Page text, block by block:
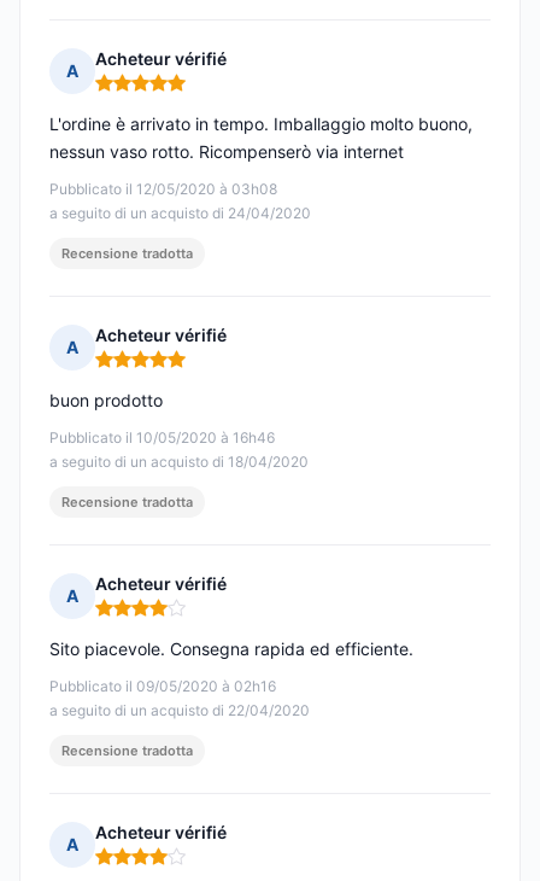
A
Acheteur vérifié
Nota: 5 su 5
Pubblicato il 12/05/2020 à 03h08
a seguito di un acquisto di 24/04/2020
L'ordine è arrivato in tempo. Imballaggio molto buono,
nessun vaso rotto. Ricompenserò via internet
Recensione tradotta
A
Acheteur vérifié
Nota: 5 su 5
Pubblicato il 10/05/2020 à 16h46
a seguito di un acquisto di 18/04/2020
buon prodotto
Recensione tradotta
A
Acheteur vérifié
Nota: 4 su 5
Pubblicato il 09/05/2020 à 02h16
a seguito di un acquisto di 22/04/2020
Sito piacevole. Consegna rapida ed efficiente.
Recensione tradotta
A
Acheteur vérifié
Nota: 4 su 5